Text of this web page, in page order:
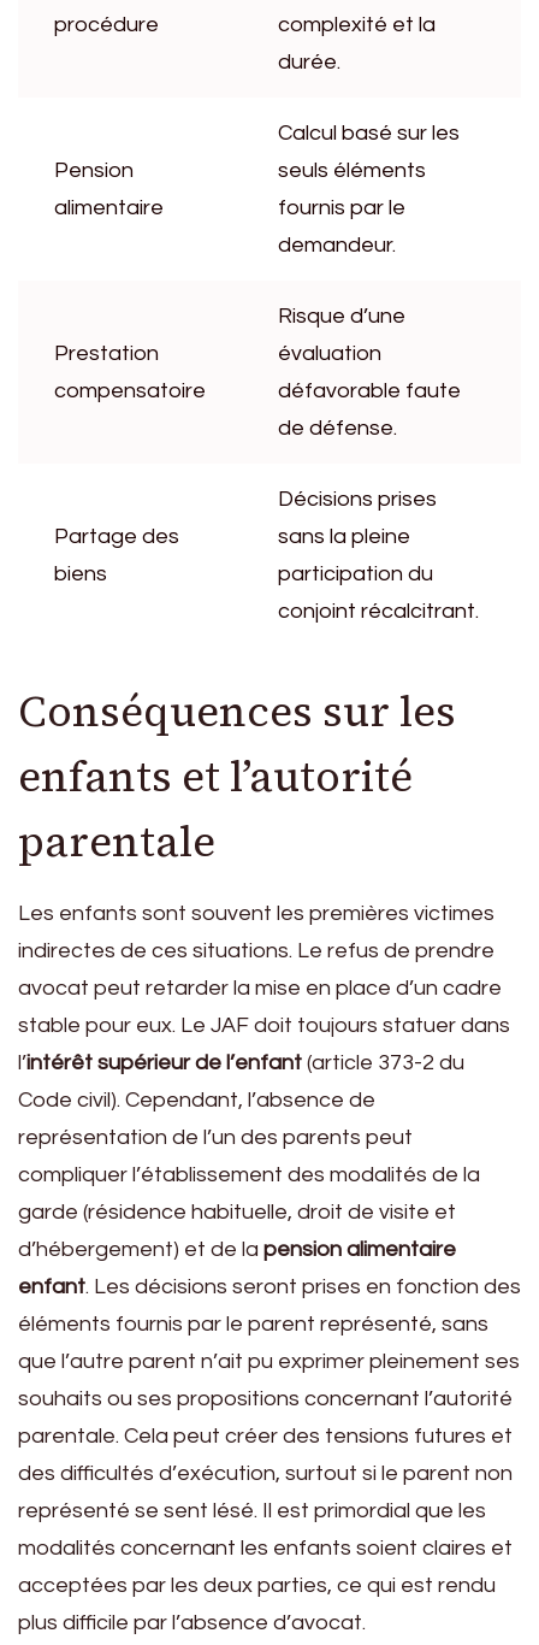
procédure
complexité et la
durée.
Pension
alimentaire
Calcul basé sur les
seuls éléments
fournis par le
demandeur.
Prestation
compensatoire
Risque d’une
évaluation
défavorable faute
de défense.
Partage des
biens
Décisions prises
sans la pleine
participation du
conjoint récalcitrant.
Conséquences sur les
enfants et l’autorité
parentale
Les enfants sont souvent les premières victimes
indirectes de ces situations. Le refus de prendre
avocat peut retarder la mise en place d’un cadre
stable pour eux. Le JAF doit toujours statuer dans
l’intérêt supérieur de l’enfant (article 373-2 du
Code civil). Cependant, l’absence de
représentation de l’un des parents peut
compliquer l’établissement des modalités de la
garde (résidence habituelle, droit de visite et
d’hébergement) et de la pension alimentaire
enfant. Les décisions seront prises en fonction des
éléments fournis par le parent représenté, sans
que l’autre parent n’ait pu exprimer pleinement ses
souhaits ou ses propositions concernant l’autorité
parentale. Cela peut créer des tensions futures et
des difficultés d’exécution, surtout si le parent non
représenté se sent lésé. Il est primordial que les
modalités concernant les enfants soient claires et
acceptées par les deux parties, ce qui est rendu
plus difficile par l’absence d’avocat.